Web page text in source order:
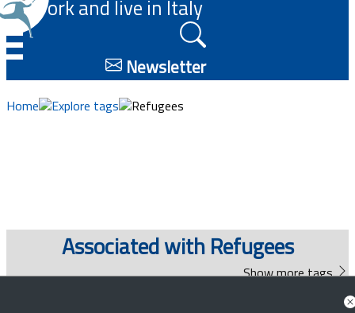
News
Highlights
Events
Documents
Work and live in Italy
Newsletter
Home Explore tags Refugees
Associated with Refugees
Show more tags